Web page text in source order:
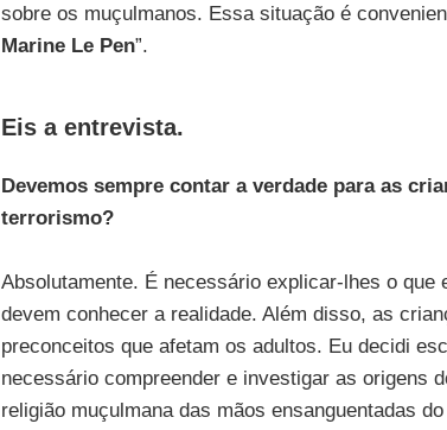
sobre os muçulmanos. Essa situação é
Marine Le Pen”.
Eis a entrevista.
Devemos sempre contar a verdade para as
terrorismo?
Absolutamente. É necessário explicar-lhes o que
devem conhecer a realidade. Além disso, as
preconceitos que afetam os adultos. Eu decidi
necessário compreender e investigar as origens
religião muçulmana das mãos ensanguentadas do